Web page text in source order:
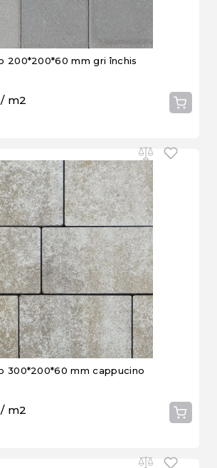
200*200*60 mm gri închis
/ m2
300*200*60 mm cappucino
/ m2